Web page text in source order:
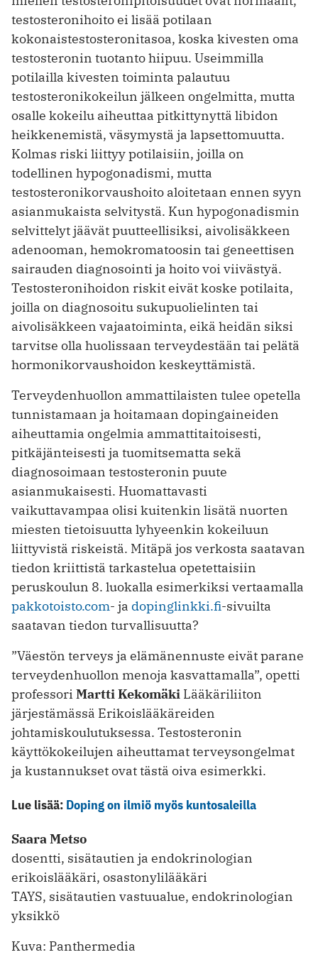
testosteronihoito ei lisää potilaan
kokonaistestosteronitasoa, koska kivesten oma
testosteronin tuotanto hiipuu. Useimmilla
potilailla kivesten toiminta palautuu
testosteronikokeilun jälkeen ongelmitta, mutta
osalle kokeilu aiheuttaa pitkittynyttä libidon
heikkenemistä, väsymystä ja lapsettomuutta.
Kolmas riski liittyy potilaisiin, joilla on
todellinen hypogonadismi, mutta
testosteronikorvaushoito aloitetaan ennen syyn
asianmukaista selvitystä. Kun hypogonadismin
selvittelyt jäävät puutteellisiksi, aivolisäkkeen
adenooman, hemokromatoosin tai geneettisen
sairauden diagnosointi ja hoito voi viivästyä.
Testosteronihoidon riskit eivät koske potilaita,
joilla on diagnosoitu sukupuolielinten tai
aivolisäkkeen vajaatoiminta, eikä heidän siksi
tarvitse olla huolissaan terveydestään tai pelätä
hormonikorvaushoidon keskeyttämistä.
Terveydenhuollon ammattilaisten tulee opetella
tunnistamaan ja hoitamaan dopingaineiden
aiheuttamia ongelmia ammattitaitoisesti,
pitkäjänteisesti ja tuomitsematta sekä
diagnosoimaan testosteronin puute
asianmukaisesti. Huomattavasti
vaikuttavampaa olisi kuitenkin lisätä nuorten
miesten tietoisuutta lyhyeenkin kokeiluun
liittyvistä riskeistä. Mitäpä jos verkosta saatavan
tiedon kriittistä tarkastelua opetettaisiin
peruskoulun 8. luokalla esimerkiksi vertaamalla
pakkotoisto.com- ja dopinglinkki.fi-sivuilta
saatavan tiedon turvallisuutta?
”Väestön terveys ja elämänennuste eivät parane
terveydenhuollon menoja kasvattamalla”, opetti
professori Martti Kekomäki Lääkäriliiton
järjestämässä Erikoislääkäreiden
johtamiskoulutuksessa. Testosteronin
käyttökokeilujen aiheuttamat terveysongelmat
ja kustannukset ovat tästä oiva esimerkki.
Lue lisää: Doping on ilmiö myös kuntosaleilla
Saara Metso
dosentti, sisätautien ja endokrinologian
erikoislääkäri, osastonylilääkäri
TAYS, sisätautien vastuualue, endokrinologian
yksikkö
Kuva: Panthermedia